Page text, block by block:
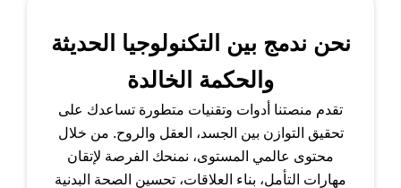
نحن ندمج بين التكنولوجيا الحديثة
والحكمة الخالدة
تقدم منصتنا أدوات وتقنيات متطورة تساعدك على
تحقيق التوازن بين الجسد، العقل والروح. من خلال
محتوى عالمي المستوى، نمنحك الفرصة لإتقان
مهارات التأمل، بناء العلاقات، تحسين الصحة البدنية